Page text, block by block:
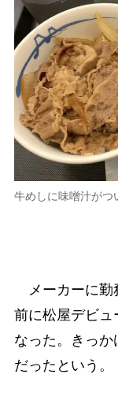
牛めしに味噌汁がつ
メーカーに勤
前に松屋デビュ
なった。きっか
だったという。